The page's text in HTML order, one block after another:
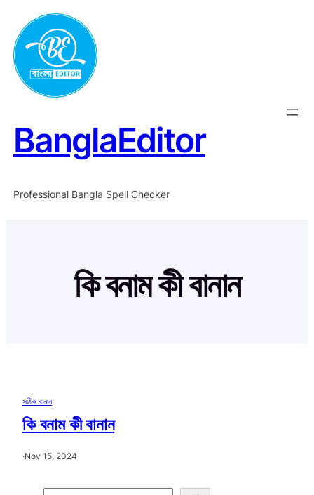
content
BanglaEditor
Professional Bangla Spell Checker
কি বনাম কী বানান
সঠিক বানান
কি বনাম কী বানান
·Nov 15, 2024